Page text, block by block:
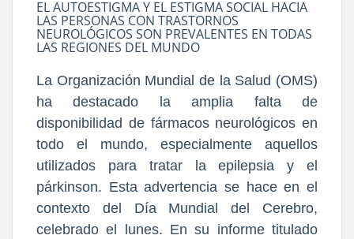
EL AUTOESTIGMA Y EL ESTIGMA SOCIAL HACIA
LAS PERSONAS CON TRASTORNOS
NEUROLÓGICOS SON PREVALENTES EN TODAS
LAS REGIONES DEL MUNDO
La Organización Mundial de la Salud (OMS)
ha destacado la amplia falta de
disponibilidad de fármacos neurológicos en
todo el mundo, especialmente aquellos
utilizados para tratar la epilepsia y el
párkinson. Esta advertencia se hace en el
contexto del Día Mundial del Cerebro,
celebrado el lunes. En su informe titulado